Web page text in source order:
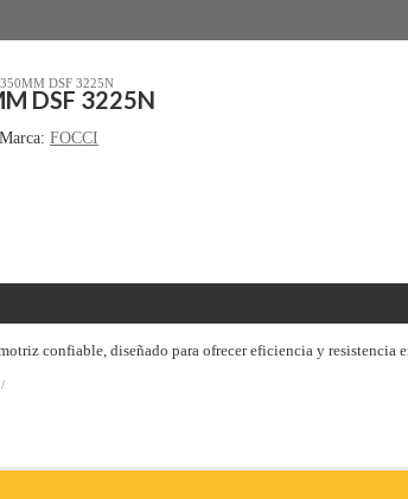
DSF 3225N
DSF 3225N
Marca: FOCCI
confiable, diseñado para ofrecer eficiencia y resistencia